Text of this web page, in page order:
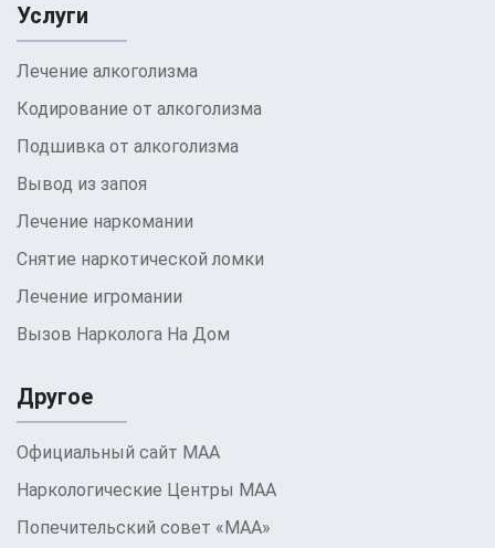
Услуги
Лечение алкоголизма
Кодирование от алкоголизма
Подшивка от алкоголизма
Вывод из запоя
Лечение наркомании
Снятие наркотической ломки
Лечение игромании
Вызов Нарколога На Дом
Другое
Официальный сайт МАА
Наркологические Центры МАА
Попечительский совет «МАА»